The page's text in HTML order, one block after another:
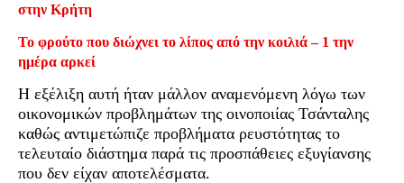
στην Κρήτη
Το φρούτο που διώχνει το λίπος από την κοιλιά – 1 την
ημέρα αρκεί
Η εξέλιξη αυτή ήταν μάλλον αναμενόμενη λόγω των
οικονομικών προβλημάτων της οινοποιίας Τσάνταλης
καθώς αντιμετώπιζε προβλήματα ρευστότητας το
τελευταίο διάστημα παρά τις προσπάθειες εξυγίανσης
που δεν είχαν αποτελέσματα.